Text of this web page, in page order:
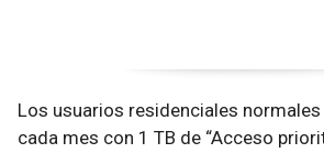
Los usuarios residenciales
cada mes con 1 TB de “Acceso